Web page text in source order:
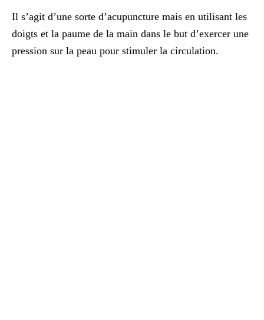
Il s’agit d’une sorte d’acupuncture mais en utilisant les
doigts et la paume de la main dans le but d’exercer une
pression sur la peau pour stimuler la circulation.